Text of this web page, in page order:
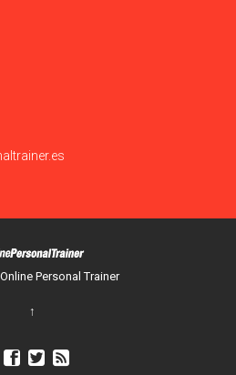
Online Personal Trainer
↑
  